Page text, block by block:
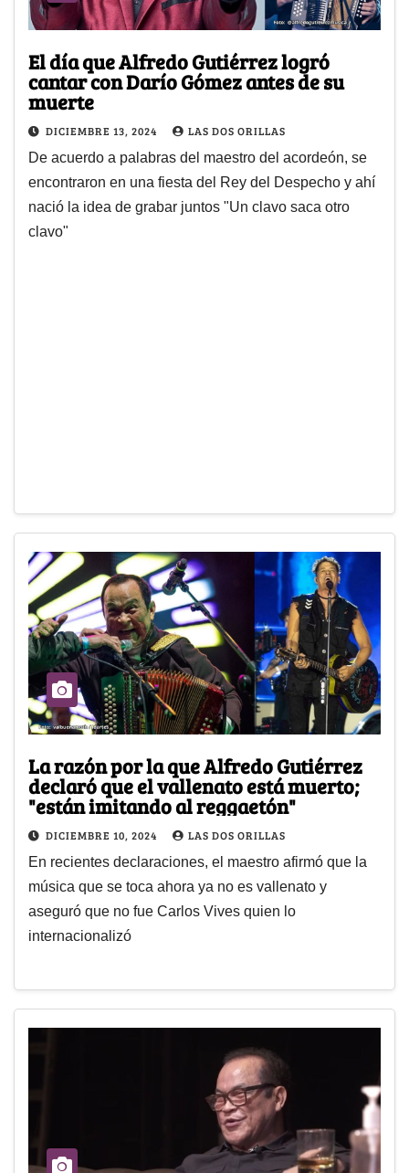
El día que Alfredo Gutiérrez logró
cantar con Darío Gómez antes de su
muerte
DICIEMBRE 13, 2024 LAS DOS ORILLAS
De acuerdo a palabras del maestro del acordeón, se
encontraron en una fiesta del Rey del Despecho y ahí
nació la idea de grabar juntos "Un clavo saca otro
clavo"
La razón por la que Alfredo Gutiérrez
declaró que el vallenato está muerto;
"están imitando al reggaetón"
DICIEMBRE 10, 2024 LAS DOS ORILLAS
En recientes declaraciones, el maestro afirmó que la
música que se toca ahora ya no es vallenato y
aseguró que no fue Carlos Vives quien lo
internacionalizó